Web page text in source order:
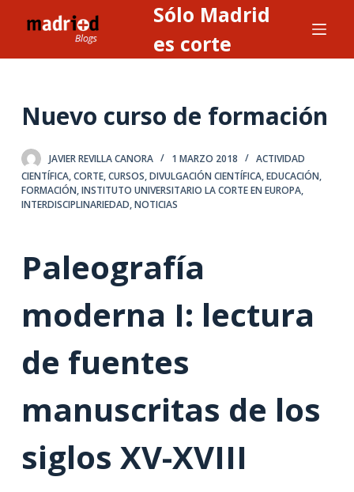
l
o
Sólo Madrid
es corte
Nuevo curso de formación
JAVIER REVILLA CANORA 1 MARZO 2018
ACTIVIDAD
CIENTÍFICA,CORTE,CURSOS,DIVULGACIÓN CIENTÍFICA,EDUCACIÓN,
FORMACIÓN,INSTITUTO UNIVERSITARIO LA CORTE EN EUROPA,
INTERDISCIPLINARIEDAD,NOTICIAS
Paleografía
moderna I: lectura
de fuentes
manuscritas de los
siglos XV-XVIII